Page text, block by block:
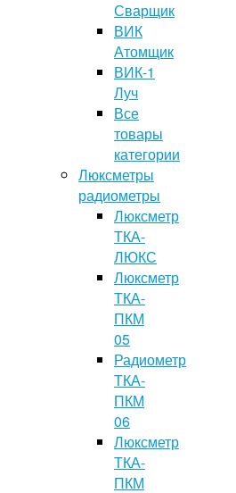
Сварщик
ВИК
Атомщик
ВИК-1
Луч
Все
товары
категории
Люксметры
радиометры
Люксметр
ТКА-
ЛЮКС
Люксметр
ТКА-
ПКМ
05
Радиометр
ТКА-
ПКМ
06
Люксметр
ТКА-
ПКМ